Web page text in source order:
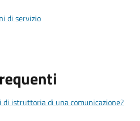
di servizio
di istruttoria di una comunicazione?